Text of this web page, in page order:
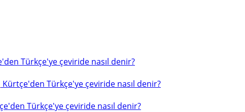
Türkçe'ye çeviride nasıl denir?
Kürtçe'den Türkçe'ye çeviride nasıl denir?
Türkçe'ye çeviride nasıl denir?